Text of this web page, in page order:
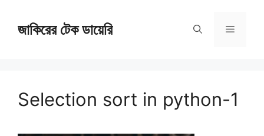
জাকিরের টেক ডায়েরি Menu
Selection sort in python-1